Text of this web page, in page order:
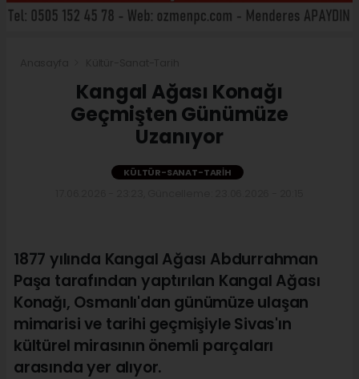
Kangal Ağası Konağı
Geçmişten Günümüze
Uzanıyor
KÜLTÜR-SANAT-TARIH
1877 yılında Kangal Ağası Abdurrahman
Paşa tarafından yaptırılan Kangal Ağası
Konağı, Osmanlı'dan günümüze ulaşan
mimarisi ve tarihi geçmişiyle Sivas'ın
kültürel mirasının önemli parçaları
arasında yer alıyor.